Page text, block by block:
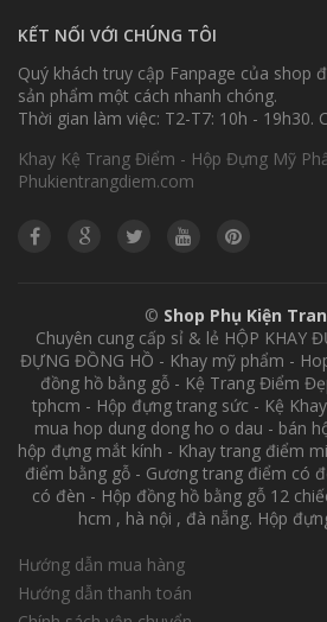
KẾT NỐI VỚI CHÚNG TÔI
Quý khách truy cập Fanpage của shop
sản phẩm một cách nhanh chóng.
Thời gian làm việc: T2-T7: 10h - 19h30.
Khay Kệ Trang Điểm - Hộp Đựng Mỹ
Phukientrangdiem.com
© Shop Phụ Kiện
Chuyên cung cấp sỉ & lẻ HỘP KHAY
ĐỰNG ĐỒNG HỒ - Khay mỹ phẩm -
đồng hồ bằng gỗ - Kệ Trang Điểm
tphcm - Hộp đựng trang sức - Kệ
mua hop dung dong ho o dau - bán
hộp đựng mắt kính - Khay trang điểm
điểm bằng gỗ - Gương trang điểm có
có đèn - Hộp đồng hồ bằng gỗ 12
hcm , hà nội , đà nẵng. Hộp
Hướng dẫn mua hàng
Hướng dẫn thanh toán